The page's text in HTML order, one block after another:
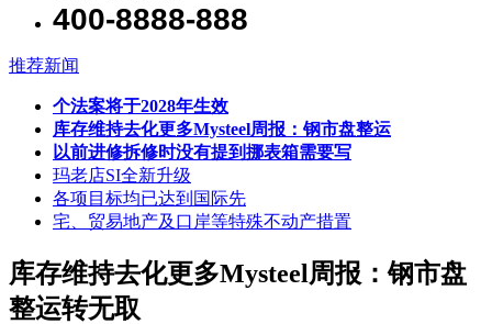
400-8888-888
推荐新闻
个法案将于2028年生效
库存维持去化更多Mysteel周报：钢市盘整运
以前进修拆修时没有提到挪表箱需要写
玛老店SI全新升级
各项目标均已达到国际先
宅、贸易地产及口岸等特殊不动产措置
库存维持去化更多Mysteel周报：钢市盘
整运转无取